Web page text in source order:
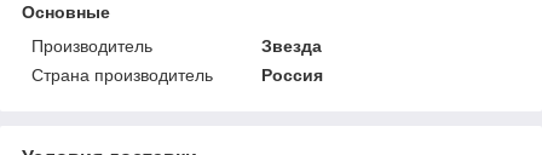
Основные
Производитель
Звезда
Страна производитель
Россия